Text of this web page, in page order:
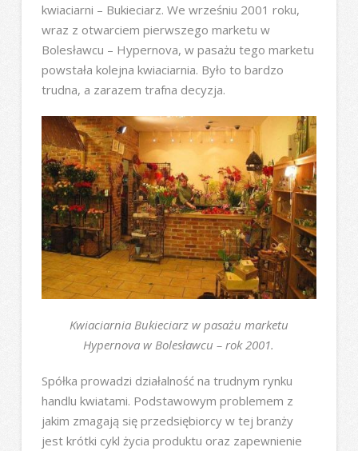
kwiaciarni – Bukieciarz. We wrześniu 2001 roku,
wraz z otwarciem pierwszego marketu w
Bolesławcu – Hypernova, w pasażu tego marketu
powstała kolejna kwiaciarnia. Było to bardzo
trudna, a zarazem trafna decyzja.
Kwiaciarnia Bukieciarz w pasażu marketu
Hypernova w Bolesławcu – rok 2001.
Spółka prowadzi działalność na trudnym rynku
handlu kwiatami. Podstawowym problemem z
jakim zmagają się przedsiębiorcy w tej branży
jest krótki cykl życia produktu oraz zapewnienie